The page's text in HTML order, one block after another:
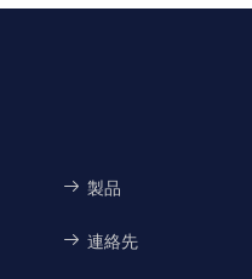
製品
連絡先